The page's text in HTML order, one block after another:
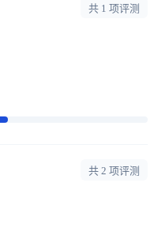
共 1 项评测
共 2 项评测